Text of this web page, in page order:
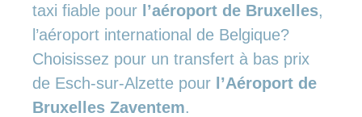
taxi fiable pour l’aéroport de Bruxelles,
l’aéroport international de Belgique?
Choisissez pour un transfert à bas prix
de Esch-sur-Alzette pour l’Aéroport de
Bruxelles Zaventem.